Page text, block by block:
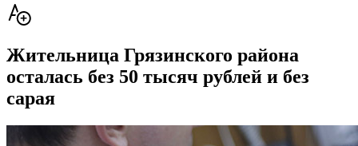
Жительница Грязинского района
осталась без 50 тысяч рублей и без
сарая